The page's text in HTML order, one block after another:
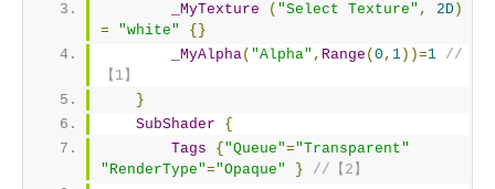
_MyTexture
( "Select Texture" , 2D)
=
"white"
{}
_MyAlpha( "Alpha" , Range ( 0 , 1))=1
//
【1】
}
SubShader
{
Tags
{ "Queue"="Transparent"
"RenderType"="Opaque" } //【2】